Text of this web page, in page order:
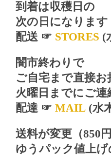
到着は収穫日の
次の日になります
配送 ☞ STORES (
闇市終わりで
ご自宅まで直接
火曜日までにご
配達 ☞ MAIL (水
送料が変更（850
ゆうパック値上